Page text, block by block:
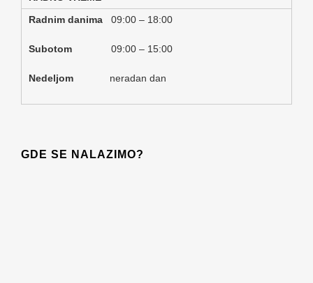
Radnim danima 09:00 – 18:00
Subotom 09:00 – 15:00
Nedeljom neradan dan
GDE SE NALAZIMO?